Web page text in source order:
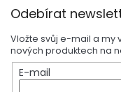
Odebírat
Vložte svůj e-mail a
nových produktech na
E-mail